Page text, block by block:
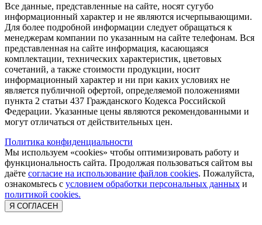
Все данные, представленные на сайте, носят сугубо
информационный характер и не являются исчерпывающими.
Для более подробной информации следует обращаться к
менеджерам компании по указанным на сайте телефонам. Вся
представленная на сайте информация, касающаяся
комплектации, технических характеристик, цветовых
сочетаний, а также стоимости продукции, носит
информационный характер и ни при каких условиях не
является публичной офертой, определяемой положениями
пункта 2 статьи 437 Гражданского Кодекса Российской
Федерации. Указанные цены являются рекомендованными и
могут отличаться от действительных цен.
Политика конфиденциальности
Мы используем «cookies» чтобы оптимизировать работу и
функциональность сайта. Продолжая пользоваться сайтом вы
даёте согласие на использование файлов cookies. Пожалуйста,
ознакомьтесь с условием обработки персональных данных и
политикой cookies.
Я СОГЛАСЕН